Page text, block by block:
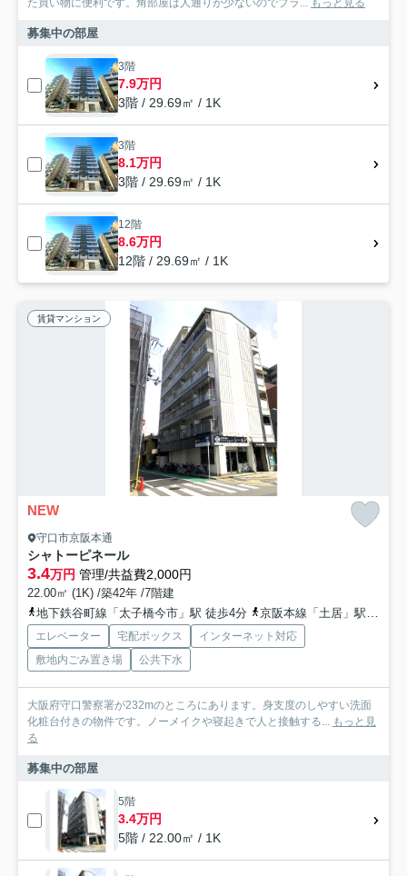
た買い物に便利です。角部屋は人通りが少ないのでプラ... もっと見る
募集中の部屋
3階
7.9万円
3階 / 29.69㎡ / 1K
3階
8.1万円
3階 / 29.69㎡ / 1K
12階
8.6万円
12階 / 29.69㎡ / 1K
賃貸マンション
NEW
守口市京阪本通
シャトーピネール
3.4万円 管理/共益費2,000円
22.00㎡ (1K) /築42年 /7階建
地下鉄谷町線「太子橋今市」駅 徒歩4分
京阪本線「土居」駅 徒歩5分
エレベーター 宅配ボックス
インターネット対応
敷地内ごみ置き場
公共下水
大阪府守口警察署が232mのところにあります。身支度のしやすい洗面
化粧台付きの物件です。ノーメイクや寝起きで人と接触する... もっと見
る
募集中の部屋
5階
3.4万円
5階 / 22.00㎡ / 1K